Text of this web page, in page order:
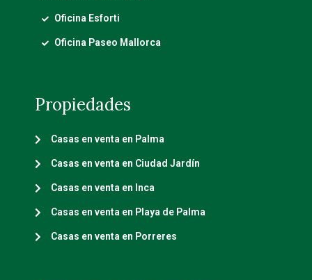
Oficina Esforti
Oficina Paseo Mallorca
Propiedades
Casas en venta en Palma
Casas en venta en Ciudad Jardín
Casas en venta en Inca
Casas en venta en Playa de Palma
Casas en venta en Porreres